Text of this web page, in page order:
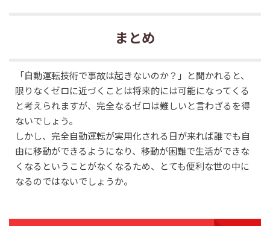
まとめ
「自動運転技術で事故は起きないのか？」と聞かれると、
限りなくゼロに近づくことは将来的には可能になってくる
と考えられますが、完全なるゼロは難しいと言わざるを得
ないでしょう。
しかし、完全自動運転が実用化される日が来れば誰でも自
由に移動ができるようになり、移動が困難で生活ができな
くなるということがなくなるため、とても便利な世の中に
なるのではないでしょうか。